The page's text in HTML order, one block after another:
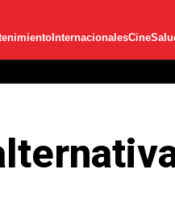
InternacionalesCine